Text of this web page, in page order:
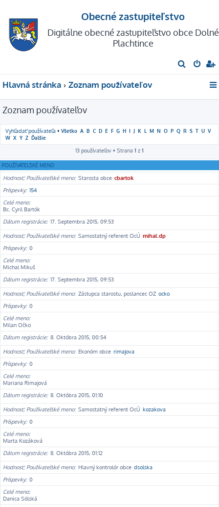
Obecné zastupiteľstvo
Digitálne obecné zastupiteľstvo obce Dolné
Plachtince
ľ
d
Hlavná stránka Zoznam používateľov
Zoznam používateľov
Vyhľadať používateľa • Všetko A B C D E F G H I J K L M N O P Q R S T U V
W X Y Z Ďalšie
13 používateľov • Strana 1 z 1
POUŽÍVATEĽSKÉ MENO
Hodnosť, Používateľské meno Starosta obce cbartok
Príspevky 154
Celé meno
Bc. Cyril Bartók
Dátum registrácie 17. Septembra 2015, 09:53
Hodnosť, Používateľské meno Samostatný referent OcÚ mihal.dp
Príspevky 0
Celé meno
Michal Mikuš
Dátum registrácie 17. Septembra 2015, 09:53
Hodnosť, Používateľské meno Zástupca starostu, poslancec OZ ocko
Príspevky 0
Celé meno
Milan Očko
Dátum registrácie 8. Októbra 2015, 00:54
Hodnosť, Používateľské meno Ekonóm obce rimajova
Príspevky 0
Celé meno
Mariana Rimajová
Dátum registrácie 8. Októbra 2015, 01:10
Hodnosť, Používateľské meno Samostatný referent OcÚ kozakova
Príspevky 0
Celé meno
Marta Kozáková
Dátum registrácie 8. Októbra 2015, 01:12
Hodnosť, Používateľské meno Hlavný kontrolór obce dsolska
Príspevky 0
Celé meno
Danica Sölská